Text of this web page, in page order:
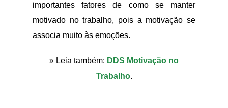
importantes fatores de como se manter
motivado no trabalho, pois a motivação se
associa muito às emoções.
» Leia também: DDS Motivação no
Trabalho.